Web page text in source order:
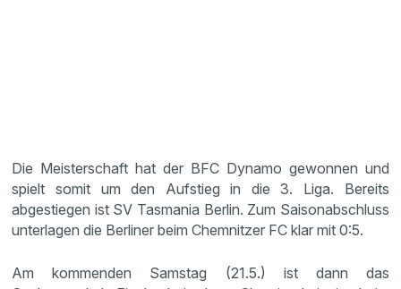
Die Meisterschaft hat der BFC Dynamo gewonnen und
spielt somit um den Aufstieg in die 3. Liga. Bereits
abgestiegen ist SV Tasmania Berlin. Zum Saisonabschluss
unterlagen die Berliner beim Chemnitzer FC klar mit 0:5.
Am kommenden Samstag (21.5.) ist dann das